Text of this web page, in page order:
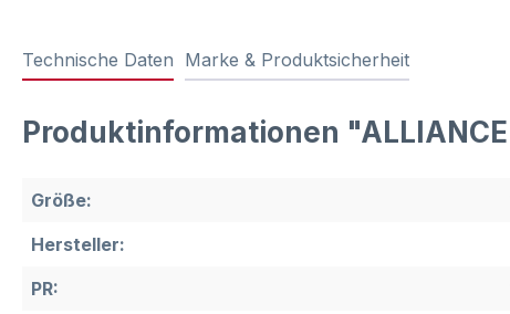
Technische Daten Marke & Produktsicherheit
Produktinformationen "ALLIANCE
Größe:
Hersteller:
PR: